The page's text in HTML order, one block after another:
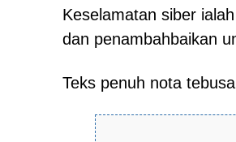
Keselamatan siber
dan penambahbaikan
Teks penuh nota